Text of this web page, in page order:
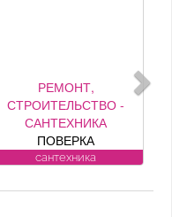
РЕМОНТ,
СТРОИТЕЛЬСТВО -
САНТЕХНИКА
ПОВЕРКА
ВОДОСЧЕТЧИКОВ на
замена, регистрация.
сантехника